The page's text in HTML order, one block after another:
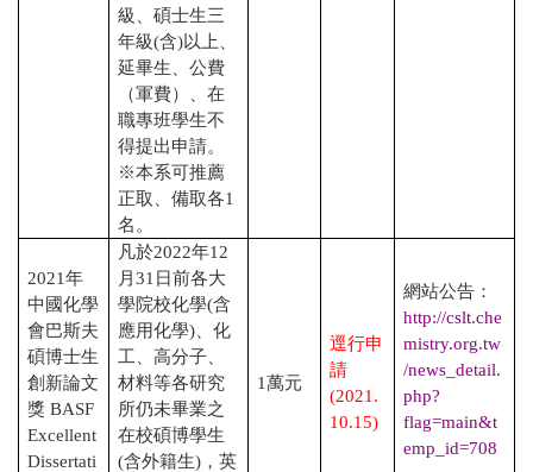
級、碩士生三
年級(含)以上、
延畢生、公費
（軍費）、在
職專班學生不
得提出申請。
※本系可推薦
正取、備取各1
名。
2021年
中國化學
會巴斯夫
碩博士生
創新論文
獎 BASF
Excellent
Dissertati
凡於2022年12
月31 日前各大
學院校化學(含
應用化學) 、化
工、高分子、
材料等各研究
所仍未畢業之
在校碩博學生
(含外籍生) ，英
1萬元
逕行申
請
(2021.
10.15)
網站公告：
http://cslt.che
mistry.org.tw
/news_detail.
php?
flag=main&t
emp_id=708